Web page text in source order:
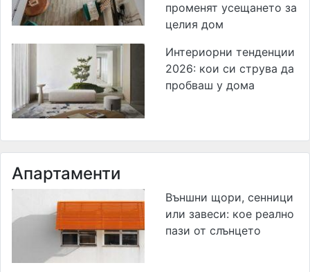
променят усещането за
целия дом
Интериорни тенденции
2026: кои си струва да
пробваш у дома
Апартаменти
Външни щори, сенници
или завеси: кое реално
пази от слънцето